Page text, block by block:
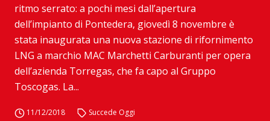
ritmo serrato: a pochi mesi dall’apertura
dell’impianto di Pontedera, giovedì 8 novembre è
stata inaugurata una nuova stazione di rifornimento
LNG a marchio MAC Marchetti Carburanti per opera
dell’azienda Torregas, che fa capo al Gruppo
Toscogas. La...
11/12/2018 Succede Oggi